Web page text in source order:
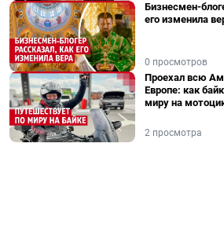
Бизнесмен-
его изменила
0 просмотров
Проехал всю
Европе: как
миру на
2 просмотра